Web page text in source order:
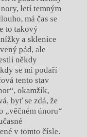
letí temným
má čas se
to takový
a sklenice
pád, ale
někdy
se mi podaří
tento stav
okamžik,
byť se zdá, že
„věčném únoru“
v tomto čísle.